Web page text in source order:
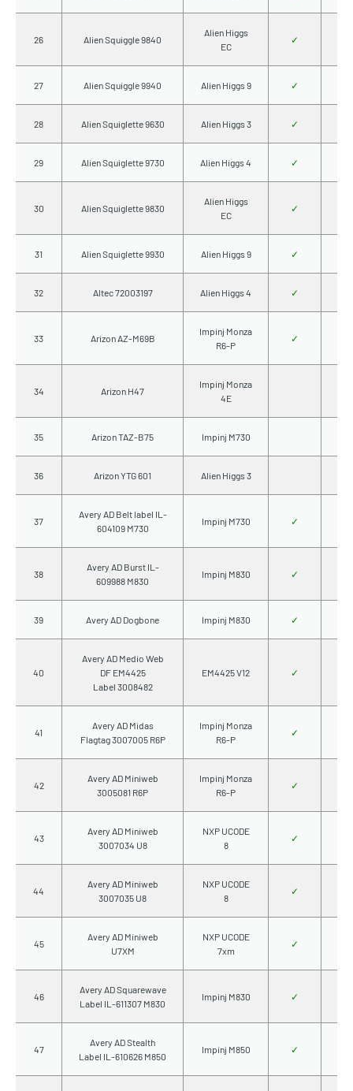
26 Alien Squiggle 9840
Alien Higgs
EC
✓
27 Alien Squiggle 9940 Alien Higgs 9 ✓
28 Alien Squiglette 9630 Alien Higgs 3 ✓
29 Alien Squiglette 9730 Alien Higgs 4 ✓
30 Alien Squiglette 9830
Alien Higgs
EC
✓
31 Alien Squiglette 9930 Alien Higgs 9 ✓
32 Altec 72003197 Alien Higgs 4 ✓
33 Arizon AZ-M69B
Impinj Monza
R6-P
✓
34 Arizon H47
Impinj Monza
4E
35 Arizon TAZ-B75 Impinj M730
36 Arizon YTG 601 Alien Higgs 3
37
Avery AD Belt label IL-
604109 M730
Impinj M730 ✓
38
Avery AD Burst IL-
609988 M830
Impinj M830 ✓
39 Avery AD Dogbone Impinj M830 ✓
40
Avery AD Medio Web
DF EM4425
Label 3008482
EM4425 V12 ✓
41
Avery AD Midas
Flagtag 3007005 R6P
Impinj Monza
R6-P
✓
42
Avery AD Miniweb
3005081 R6P
Impinj Monza
R6-P
✓
43
Avery AD Miniweb
3007034 U8
NXP UCODE
8
✓
44
Avery AD Miniweb
3007035 U8
NXP UCODE
8
✓
45
Avery AD Miniweb
U7XM
NXP UCODE
7xm
✓
46
Avery AD Squarewave
Label IL-611307 M830
Impinj M830 ✓
47
Avery AD Stealth
Label IL-610626 M850
Impinj M850 ✓